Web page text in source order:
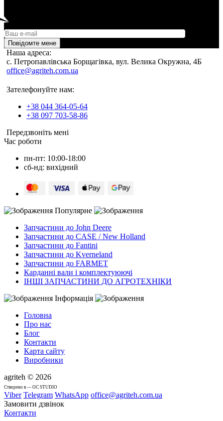
Повідомте мене
Наша адреса:
c. Петропавлівська Борщагівка, вул. Велика Окружна, 4Б
office@agriteh.com.ua
Зателефонуйте нам:
+38 044 364-05-64
+38 097 703-58-86
Передзвоніть мені
Час роботи
пн-пт: 10:00-18:00
сб-нд: вихідний
Популярне
Запчастини до John Deere
Запчастини до CASE / New Holland
Запчастини до Fantini
Запчастини до Kverneland
Запчастини до FARMET
Карданні вали і комплектуюючі
ІНШІ ЗАПЧАСТИНИ ДО АГРОТЕХНІКИ
Інформація
Головна
Про нас
Блог
Контакти
Карта сайту
Виробники
agriteh © 2026
Cтворено в — OC STUDIO
Viber Telegram WhatsApp office@agriteh.com.ua
Замовити дзвінок
Контакти